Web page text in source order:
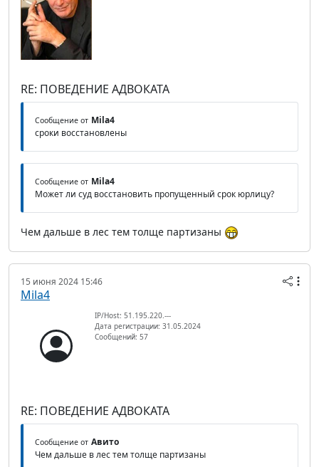
RE: ПОВЕДЕНИЕ АДВОКАТА
Сообщение от Mila4
сроки восстановлены
Сообщение от Mila4
Может ли суд восстановить пропущенный срок юрлицу?
Чем дальше в лес тем толще партизаны
15 июня 2024 15:46
Mila4
IP/Host: 51.195.220.---
Дата регистрации: 31.05.2024
Сообщений: 57
RE: ПОВЕДЕНИЕ АДВОКАТА
Сообщение от Авито
Чем дальше в лес тем толще партизаны